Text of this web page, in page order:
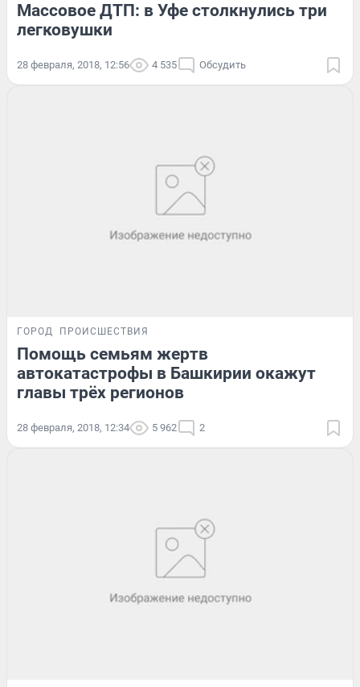
Массовое ДТП: в Уфе столкнулись три
легковушки
28 февраля, 2018, 12:56 4 535 Обсудить
ГОРОД ПРОИСШЕСТВИЯ
Помощь семьям жертв
автокатастрофы в Башкирии окажут
главы трёх регионов
28 февраля, 2018, 12:34 5 962 2